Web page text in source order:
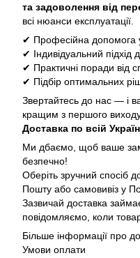
та задоволення від
всі нюанси експлуатації.
✔ Професійна допомога
✔ Індивідуальний підхід
✔ Практичні поради від
✔ Підбір оптимальних
Звертайтесь до нас — і
кращим з першого
Доставка по всій
Ми дбаємо, щоб ваше
безпечно!
Оберіть зручний спосіб
Пошту або самовивіз у
Зазвичай доставка
повідомляємо, коли
Більше інформації про
Умови оплати